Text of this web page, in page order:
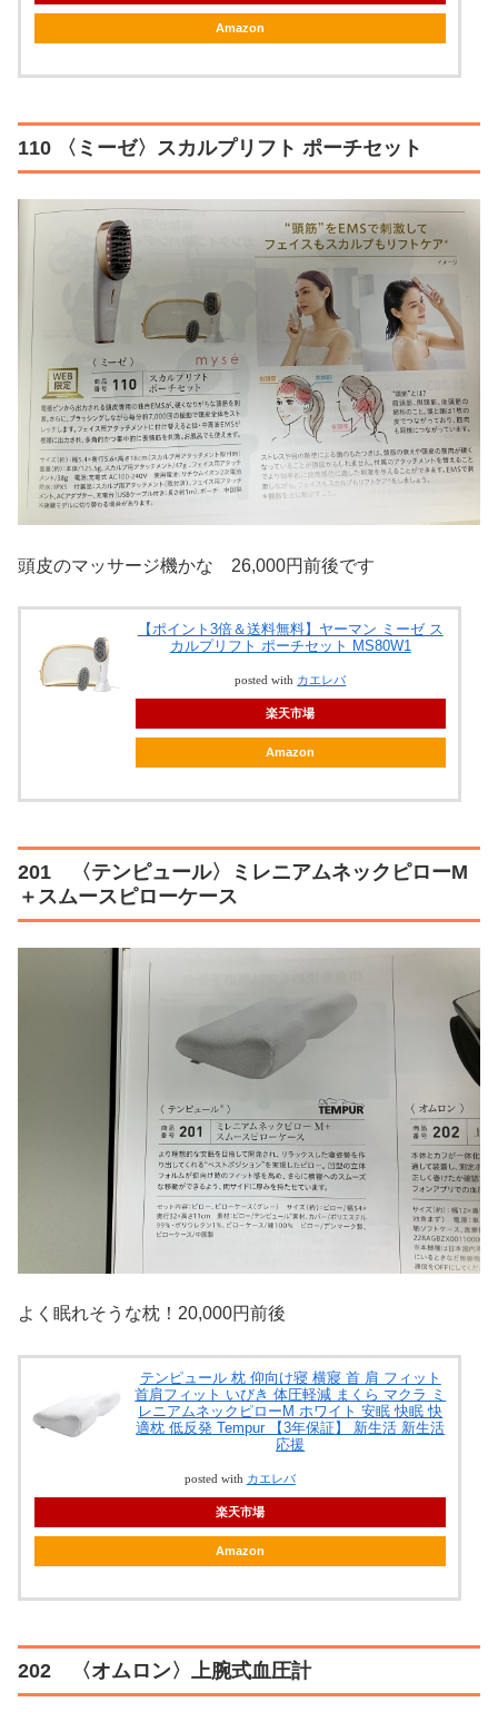
Amazon
110 〈ミーゼ〉スカルプリフト ポーチセット
頭皮のマッサージ機かな 26,000円前後です
【ポイント3倍＆送料無料】ヤーマン ミーゼ ス
カルプリフト ポーチセット MS80W1
posted with カエレバ
楽天市場
Amazon
201 〈テンピュール〉ミレニアムネックピローM
＋スムースピローケース
よく眠れそうな枕！20,000円前後
テンピュール 枕 仰向け寝 横寢 首 肩 フィット
首肩フィット いびき 体圧軽減 まくら マクラ ミ
レニアムネックピローM ホワイト 安眠 快眠 快
適枕 低反発 Tempur 【3年保証】 新生活 新生活
応援
posted with カエレバ
楽天市場
Amazon
202 〈オムロン〉上腕式血圧計